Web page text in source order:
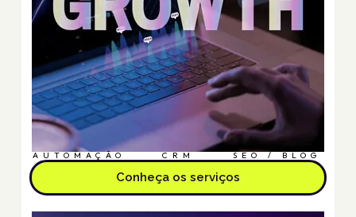
AUTOMAÇÃO CRM SEO / BLOG
Conheça os serviços